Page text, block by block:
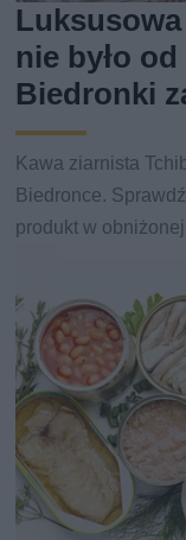
nie było
Biedronki
Kawa ziarnista
Biedronce.
produkt w